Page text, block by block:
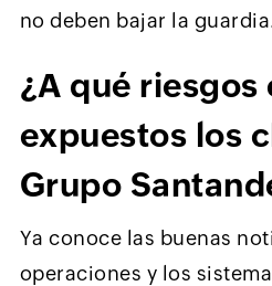
no deben bajar la
¿A qué riesgos
expuestos los
Grupo
Ya conoce las buenas
operaciones y los